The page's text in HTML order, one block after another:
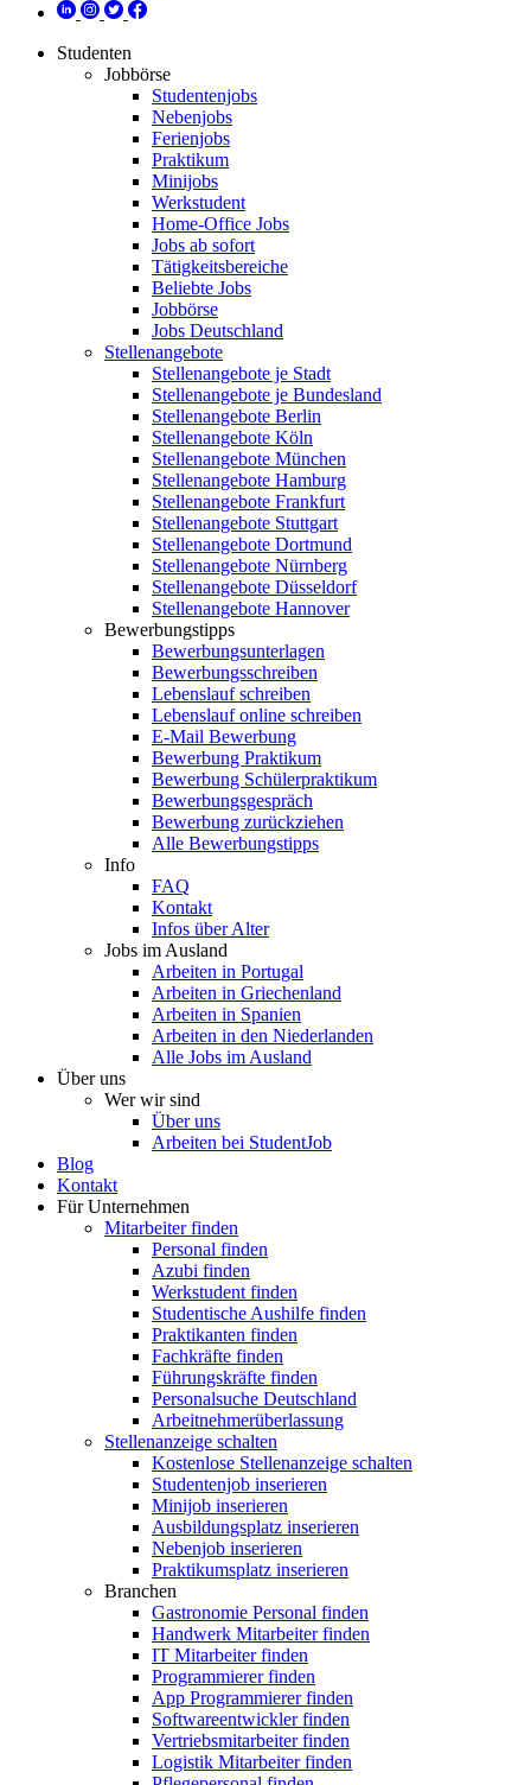
Studenten
Jobbörse
Studentenjobs
Nebenjobs
Ferienjobs
Praktikum
Minijobs
Werkstudent
Home-Office Jobs
Jobs ab sofort
Tätigkeitsbereiche
Beliebte Jobs
Jobbörse
Jobs Deutschland
Stellenangebote
Stellenangebote je Stadt
Stellenangebote je Bundesland
Stellenangebote Berlin
Stellenangebote Köln
Stellenangebote München
Stellenangebote Hamburg
Stellenangebote Frankfurt
Stellenangebote Stuttgart
Stellenangebote Dortmund
Stellenangebote Nürnberg
Stellenangebote Düsseldorf
Stellenangebote Hannover
Bewerbungstipps
Bewerbungsunterlagen
Bewerbungsschreiben
Lebenslauf schreiben
Lebenslauf online schreiben
E-Mail Bewerbung
Bewerbung Praktikum
Bewerbung Schülerpraktikum
Bewerbungsgespräch
Bewerbung zurückziehen
Alle Bewerbungstipps
Info
FAQ
Kontakt
Infos über Alter
Jobs im Ausland
Arbeiten in Portugal
Arbeiten in Griechenland
Arbeiten in Spanien
Arbeiten in den Niederlanden
Alle Jobs im Ausland
Über uns
Wer wir sind
Über uns
Arbeiten bei StudentJob
Blog
Kontakt
Für Unternehmen
Mitarbeiter finden
Personal finden
Azubi finden
Werkstudent finden
Studentische Aushilfe finden
Praktikanten finden
Fachkräfte finden
Führungskräfte finden
Personalsuche Deutschland
Arbeitnehmerüberlassung
Stellenanzeige schalten
Kostenlose Stellenanzeige schalten
Studentenjob inserieren
Minijob inserieren
Ausbildungsplatz inserieren
Nebenjob inserieren
Praktikumsplatz inserieren
Branchen
Gastronomie Personal finden
Handwerk Mitarbeiter finden
IT Mitarbeiter finden
Programmierer finden
App Programmierer finden
Softwareentwickler finden
Vertriebsmitarbeiter finden
Logistik Mitarbeiter finden